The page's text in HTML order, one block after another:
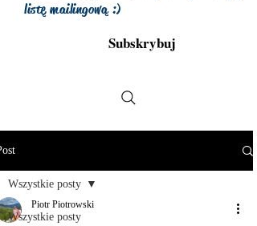
listę mailingową :)
Subskrybuj
Wszystkie posty
Wszystkie posty
Piotr Piotrowski